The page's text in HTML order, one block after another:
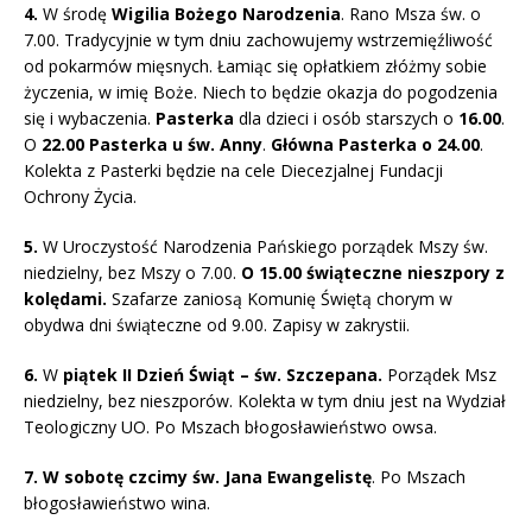
4. W środę Wigilia Bożego Narodzenia. Rano Msza św. o
7.00. Tradycyjnie w tym dniu zachowujemy wstrzemięźliwość
od pokarmów mięsnych. Łamiąc się opłatkiem złóżmy sobie
życzenia, w imię Boże. Niech to będzie okazja do pogodzenia
się i wybaczenia. Pasterka dla dzieci i osób starszych o 16.00.
O 22.00 Pasterka u św. Anny. Główna Pasterka o 24.00.
Kolekta z Pasterki będzie na cele Diecezjalnej Fundacji
Ochrony Życia.
5. W Uroczystość Narodzenia Pańskiego porządek Mszy św.
niedzielny, bez Mszy o 7.00. O 15.00 świąteczne nieszpory z
kolędami. Szafarze zaniosą Komunię Świętą chorym w
obydwa dni świąteczne od 9.00. Zapisy w zakrystii.
6. W piątek II Dzień Świąt – św. Szczepana. Porządek Msz
niedzielny, bez nieszporów. Kolekta w tym dniu jest na Wydział
Teologiczny UO. Po Mszach błogosławieństwo owsa.
7. W sobotę czcimy św. Jana Ewangelistę. Po Mszach
błogosławieństwo wina.